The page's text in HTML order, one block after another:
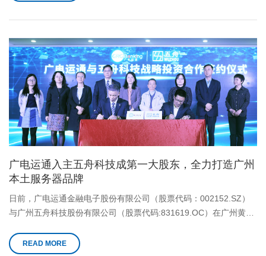
广电运通入主五舟科技成第一大股东，全力打造广州
本土服务器品牌
日前，广电运通金融电子股份有限公司（股票代码：002152.SZ）
与广州五舟科技股份有限公司（股票代码:831619.OC）在广州黄埔
READ MORE